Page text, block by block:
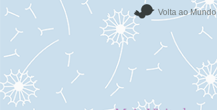
Volta ao Mundo